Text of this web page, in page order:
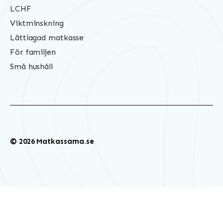
LCHF
Viktminskning
Lättlagad matkasse
För familjen
Små hushåll
© 2026 Matkassarna.se